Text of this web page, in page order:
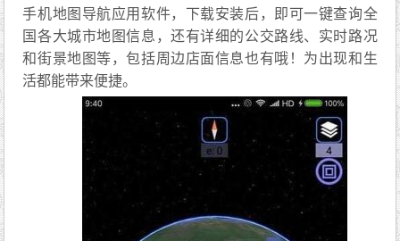
手机地图导航应用软件，下载安装后，即可一键查询全
国各大城市地图信息，还有详细的公交路线、实时路况
和街景地图等，包括周边店面信息也有哦！为出现和生
活都能带来便捷。